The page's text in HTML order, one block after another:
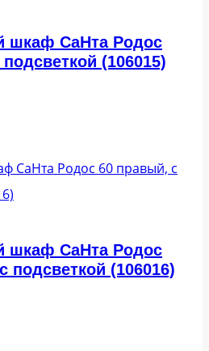
шкаф СаНта Родос
(106015)
шкаф СаНта Родос
подсветкой (106016)